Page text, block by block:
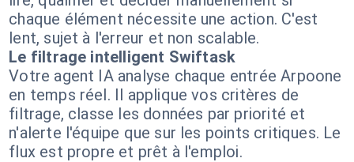
chaque élément nécessite une action. C'est
lent, sujet à l'erreur et non scalable.
Le filtrage intelligent Swiftask
Votre agent IA analyse chaque entrée Arpoone
en temps réel. Il applique vos critères de
filtrage, classe les données par priorité et
n'alerte l'équipe que sur les points critiques. Le
flux est propre et prêt à l'emploi.